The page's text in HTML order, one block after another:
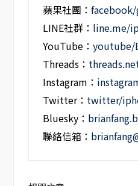
蘋果社團：
LINE社群： line.me/
YouTube：youtube/
Threads：
Instagram：
Twitter： twitter/
Bluesky：
聯絡信箱：